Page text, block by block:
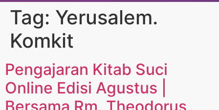
Tag: Yerusalem.
Komkit
Pengajaran Kitab Suci
Online Edisi Agustus |
Bersama Rm. Theodorus